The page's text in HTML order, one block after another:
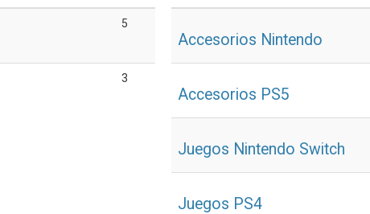
5
3
Accesorios Nintendo
Accesorios PS5
Juegos Nintendo Switch
Juegos PS4